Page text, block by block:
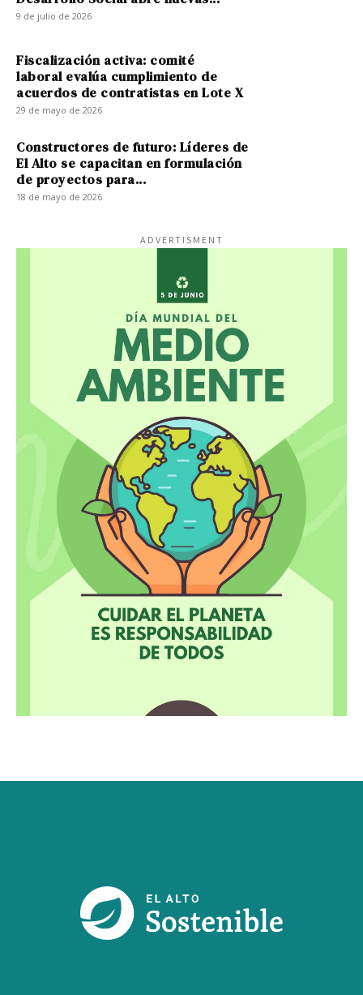
9 de julio de 2026
Fiscalización activa: comité
laboral evalúa cumplimiento de
acuerdos de contratistas en Lote X
29 de mayo de 2026
Constructores de futuro: Líderes de
El Alto se capacitan en formulación
de proyectos para...
18 de mayo de 2026
ADVERTISMENT